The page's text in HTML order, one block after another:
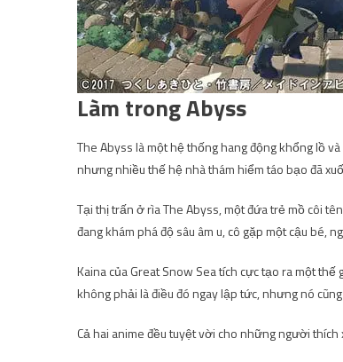
Làm trong Abyss
The Abyss là một hệ thống hang động khổng lồ
nhưng nhiều thế hệ nhà thám hiểm táo bạo đã
Tại thị trấn ở rìa The Abyss, một đứa trẻ mồ côi
đang khám phá độ sâu âm u, cô gặp một cậu bé,
Kaina của Great Snow Sea tích cực tạo ra một
không phải là điều đó ngay lập tức, nhưng nó
Cả hai anime đều tuyệt vời cho những người